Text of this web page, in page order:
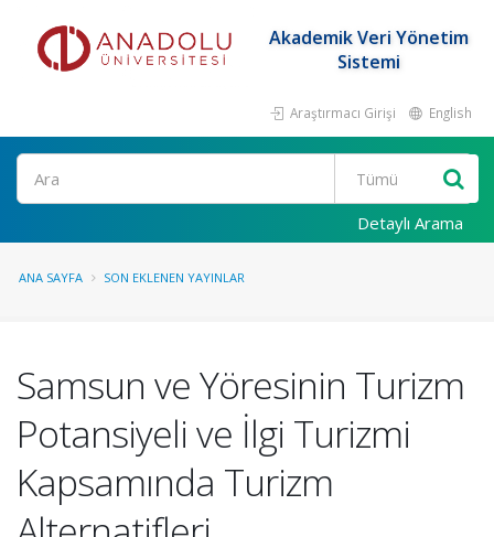
Akademik Veri Yönetim
Sistemi
Araştırmacı Girişi English
Ara
Detaylı Arama
ANA SAYFA SON EKLENEN YAYINLAR
Samsun ve Yöresinin Turizm
Potansiyeli ve İlgi Turizmi
Kapsamında Turizm